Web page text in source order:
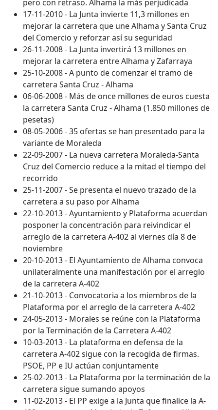
pero con retraso. Alhama la más perjudicada
17-11-2010 - La Junta invierte 11,3 millones en
mejorar la carretera que une Alhama y Santa Cruz
del Comercio y reforzar así su seguridad
26-11-2008 - La Junta invertirá 13 millones en
mejorar la carretera entre Alhama y Zafarraya
25-10-2008 - A punto de comenzar el tramo de
carretera Santa Cruz - Alhama
06-06-2008 - Más de once millones de euros cuesta
la carretera Santa Cruz - Alhama (1.850 millones de
pesetas)
08-05-2006 - 35 ofertas se han presentado para la
variante de Moraleda
22-09-2007 - La nueva carretera Moraleda-Santa
Cruz del Comercio reduce a la mitad el tiempo del
recorrido
25-11-2007 - Se presenta el nuevo trazado de la
carretera a su paso por Alhama
22-10-2013 - Ayuntamiento y Plataforma acuerdan
posponer la concentración para reivindicar el
arreglo de la carretera A-402 al viernes día 8 de
noviembre
20-10-2013 - El Ayuntamiento de Alhama convoca
unilateralmente una manifestación por el arreglo
de la carretera A-402
21-10-2013 - Convocatoria a los miembros de la
Plataforma por el arreglo de la carretera A-402
24-05-2013 - Morales se reúne con la Plataforma
por la Terminación de la Carretera A-402
10-03-2013 - La plataforma en defensa de la
carretera A-402 sigue con la recogida de firmas.
PSOE, PP e IU actúan conjuntamente
25-02-2013 - La Plataforma por la terminación de la
carretera sigue sumando apoyos
11-02-2013 - El PP exige a la Junta que finalice la A-